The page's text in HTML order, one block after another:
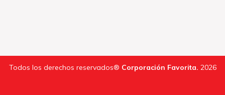
Todos los derechos reservados® Corporación Favorita. 2026